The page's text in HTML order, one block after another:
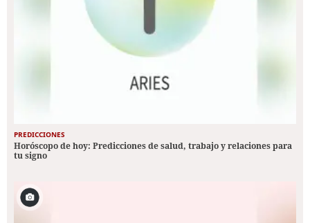
PREDICCIONES
Horóscopo de hoy: Predicciones de salud, trabajo y relaciones para
tu signo